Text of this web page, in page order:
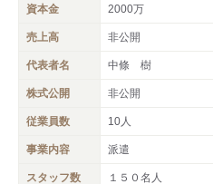
資本金 2000万
売上高 非公開
代表者名 中條 樹
株式公開 非公開
従業員数 10人
事業内容 派遣
スタッフ数 １５０名人